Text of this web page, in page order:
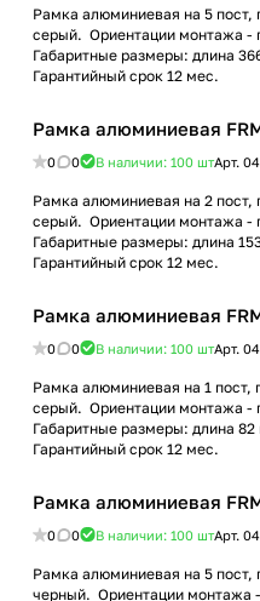
Рамка алюминиевая на 5
серый. Ориентации монтажа -
Габаритные размеры: длина
Гарантийный срок 12 мес.
Рамка алюминиевая
0 0 В наличии: 100 штАрт.
Рамка алюминиевая на 2
серый. Ориентации монтажа -
Габаритные размеры: длина
Гарантийный срок 12 мес.
Рамка алюминиевая
0 0 В наличии: 100 штАрт.
Рамка алюминиевая на 1
серый. Ориентации монтажа -
Габаритные размеры: длина
Гарантийный срок 12 мес.
Рамка алюминиевая
0 0 В наличии: 100 штАрт.
Рамка алюминиевая на 5
черный. Ориентации монтажа -